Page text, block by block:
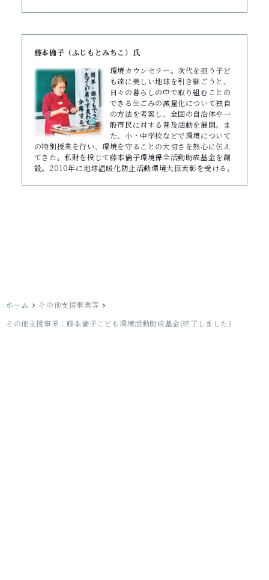
藤本倫子（ふじもとみちこ）氏
環境カウンセラー。次代を担う子ど
も達に美しい地球を引き継ごうと、
日々の暮らしの中で取り組むことの
できる生ごみの減量化について独自
の方法を考案し、全国の自治体や一
般市民に対する普及活動を展開。ま
た、小・中学校などで環境について
の特別授業を行い、環境を守ることの大切さを熱心に伝え
てきた。私財を投じて藤本倫子環境保全活動助成基金を創
設。2010年に地球温暖化防止活動環境大臣表彰を受ける。
ホーム
その他支援事業等
その他支援事業：藤本倫子こども環境活動助成基金(終了しました)